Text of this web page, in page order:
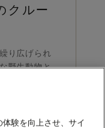
クルー
り広げられ
野生動物と
史に触れる
験を向上させ、サイ